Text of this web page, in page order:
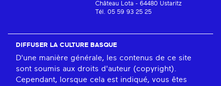
Château Lota - 64480 Ustaritz
Tél. 05 59 93 25 25
DIFFUSER LA CULTURE BASQUE
D'une manière générale, les contenus de ce site
sont soumis aux droits d'auteur (copyright).
Cependant, lorsque cela est indiqué, vous êtes